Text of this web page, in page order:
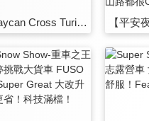
保時捷 Taycan Cross Turismo來了！盈婷跟統哥前往山林秘境開箱：Taycan旅行車就要這樣玩！